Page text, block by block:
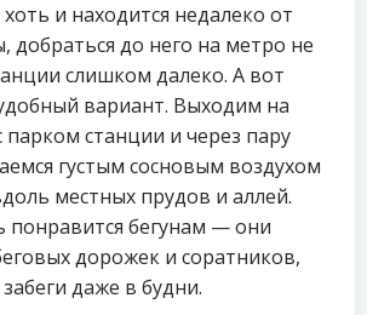
и находится недалеко от
добраться до него на метро не
слишком далеко. А вот
вариант. Выходим на
станции и через пару
густым сосновым воздухом
местных прудов и аллей.
понравится бегунам — они
дорожек и соратников,
даже в будни.